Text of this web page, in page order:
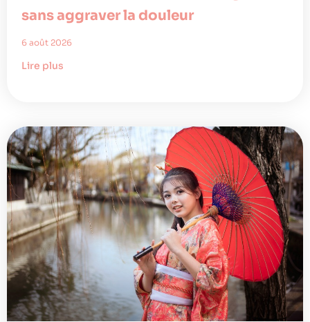
sans aggraver la douleur
6 août 2026
Lire plus